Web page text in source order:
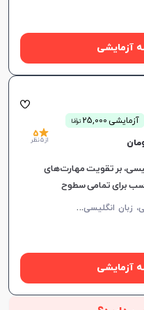
آزمایشی
آزمایشی 25,000 توما
ن
5
از 5 نظر
انگلیسی، بر تقویت مهارت‌های
برای تمامی سطوح
م
کالمه زبان انگلیسی، زبان انگلیسی عمومی، گرامر زبان انگلیسی، زبان انگلیسی آمریکایی، زبان انگلیسی کنکور سراسری، زبان انگلیسی هفتم دبیرستان، زبان انگلیسی هشتم دبیرستان، زبان انگلیسی نهم دبیرستان، زبان انگلیسی دهم دبیرستان، زبان انگلیسی یازدهم دبیرستان، زبان انگلیسی دوازدهم دبیرستان، زبان انگلیسی کودکان
آزمایشی